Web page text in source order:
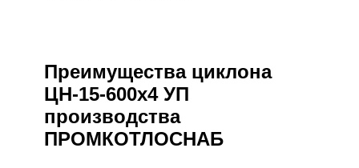
Преимущества циклона
ЦН-15-600х4 УП
производства
ПРОМКОТЛОСНАБ